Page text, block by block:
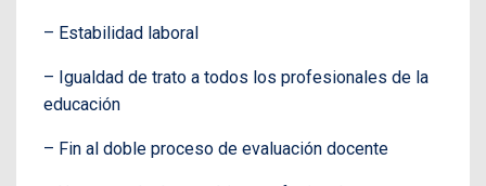
– Estabilidad laboral
– Igualdad de trato a todos los profesionales de la
educación
– Fin al doble proceso de evaluación docente